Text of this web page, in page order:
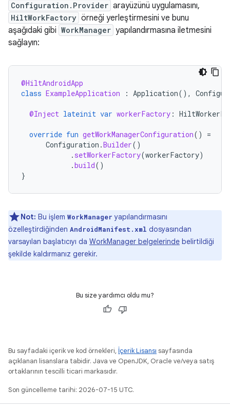
Configuration.Provider arayüzünü uygulamasını,
HiltWorkFactory örneği yerleştirmesini ve bunu
aşağıdaki gibi WorkManager yapılandırmasına iletmesini
sağlayın:
@HiltAndroidApp
class ExampleApplication : Application(),
@Inject lateinit var workerFactory :
override fun getWorkManagerConfiguration()
=
Configuration .Builder()
. setWorkerFactory(workerFactory)
.build()
}
Not: Bu işlem WorkManager yapılandırmasını
özelleştirdiğinden AndroidManifest.xml dosyasından
varsayılan başlatıcıyı da WorkManager belgelerinde belirtildiği
şekilde kaldırmanız gerekir.
Bu size yardımcı oldu mu?
Bu sayfadaki içerik ve kod örnekleri, İçerik Lisansı sayfasında
açıklanan lisanslara tabidir. Java ve OpenJDK, Oracle ve/veya satış
ortaklarının tescilli ticari markasıdır.
Son güncelleme tarihi: 2026-07-15 UTC.